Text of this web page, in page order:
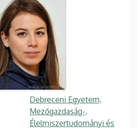
Debreceni Egyetem,
Mezőgazdaság-,
Élelmiszertudományi és